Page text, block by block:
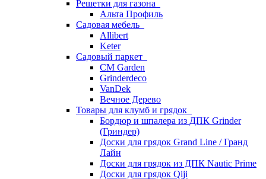
Решетки для газона
Альта Профиль
Садовая мебель
Allibert
Keter
Садовый паркет
CM Garden
Grinderdeco
VanDek
Вечное Дерево
Товары для клумб и грядок
Бордюр и шпалера из ДПК Grinder
(Гриндер)
Доски для грядок Grand Line / Гранд
Лайн
Доски для грядок из ДПК Nautic Prime
Доски для грядок Qiji